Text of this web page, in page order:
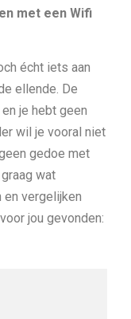
met een Wifi
écht iets aan
ellende. De
je hebt geen
wil je vooral niet
gedoe met
wat
en vergelijken
jou gevonden: